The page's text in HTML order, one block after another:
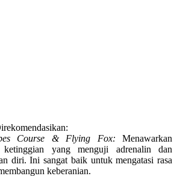
Course & Flying Fox: Menawarkan
ketinggian yang menguji adrenalin dan
diri. Ini sangat baik untuk mengatasi rasa
keberanian.